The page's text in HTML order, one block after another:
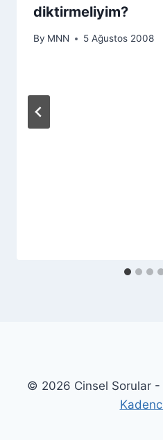
diktirmeliyim?
By MNN 5 Ağustos 2008
© 2026 Cinsel Sorular -